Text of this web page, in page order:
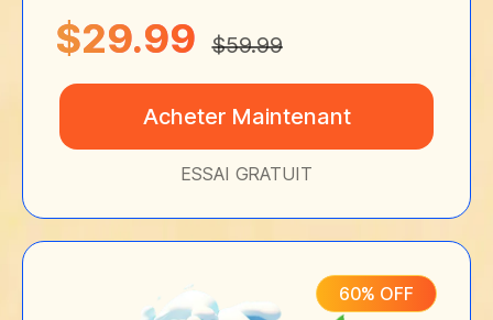
$29.99 $59.99
Acheter Maintenant
ESSAI GRATUIT
60% OFF